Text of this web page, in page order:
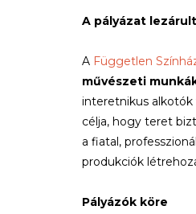
A pályázat
A Független
művészeti
interetnikus alkotók
célja, hogy teret
a fiatal,
produkciók
Pályázók köre